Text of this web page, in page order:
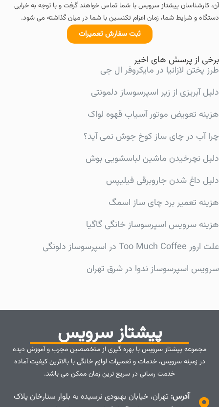
آن، کارشناسان پیشتاز سرویس با شما تماس خواهند گرفت و با توجه به خرابی
دستگاه و شرایط شما، زمان اعزام تکنسین با شما در میان گذاشته می شود.
ثبت سفارش تعمیرات
برخی از پرسش های اخیر
طرز پختن لازانیا در مایکروفر ال جی
دلیل آبریزی از زیر اسپرسوساز دلمونتی
هزینه تعویض موتور آسیاب قهوه لواک
چرا آب در چای ساز کوخ جوش نمی آید؟
دلیل نچرخیدن ماشین لباسشویی بوش
دلیل داغ شدن جاروبرقی فیلیپس
هزینه تعمیر برد چای ساز اسمگ
هزینه سرویس اسپرسوساز خانگی گاگیا
علت ارور Too Much Coffee در اسپرسوساز دلونگی
سرویس اسپرسوساز ندوا در شرق تهران
پیشتاز سرویس
مجموعه پیشتاز سرویس با بهره گیری از متخصصین مجرب و آموزش دیده
در زمینه سرویس، خدمات و تعمیرات لوازم خانگی با بالاترین کیفیت آماده
خدمت رسانی در سریع ترین زمان ممکن می باشد.
آدرس: تهران، خیابان بهبودی نرسیده به بلوار ستارخان پلاک